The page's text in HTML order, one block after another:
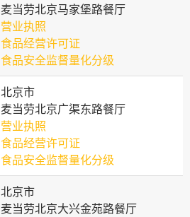
麦当劳北京马家堡路餐厅
营业执照
食品经营许可证
食品安全监督量化分级
北京市
麦当劳北京广渠东路餐厅
营业执照
食品经营许可证
食品安全监督量化分级
北京市
麦当劳北京大兴金苑路餐厅